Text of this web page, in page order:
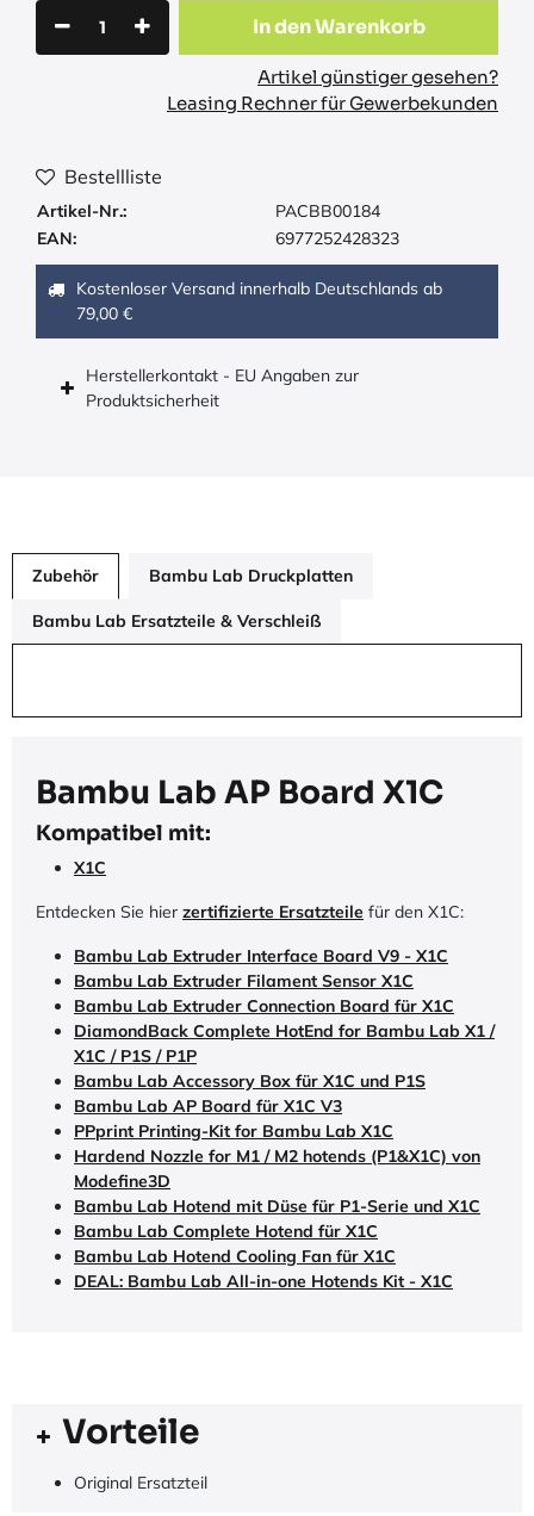
In den Warenkorb
Artikel günstiger gesehen?
Leasing Rechner für Gewerbekunden
Bestellliste
Artikel-Nr.:
PACBB00184
EAN:
6977252428323
Kostenloser Versand innerhalb Deutschlands ab
79,00 €
Herstellerkontakt - EU Angaben zur
Produktsicherheit
Zubehör Bambu Lab Druckplatten
Bambu Lab Ersatzteile & Verschleiß
Bambu Lab AP Board X1C
Kompatibel mit:
X1C
Entdecken Sie hier zertifizierte Ersatzteile für den X1C:
Bambu Lab Extruder Interface Board V9 - X1C
Bambu Lab Extruder Filament Sensor X1C
Bambu Lab Extruder Connection Board für X1C
DiamondBack Complete HotEnd for Bambu Lab X1 /
X1C / P1S / P1P
Bambu Lab Accessory Box für X1C und P1S
Bambu Lab AP Board für X1C V3
PPprint Printing-Kit for Bambu Lab X1C
Hardend Nozzle for M1 / M2 hotends (P1&X1C) von
Modefine3D
Bambu Lab Hotend mit Düse für P1-Serie und X1C
Bambu Lab Complete Hotend für X1C
Bambu Lab Hotend Cooling Fan für X1C
DEAL: Bambu Lab All-in-one Hotends Kit - X1C
Vorteile
Original Ersatzteil